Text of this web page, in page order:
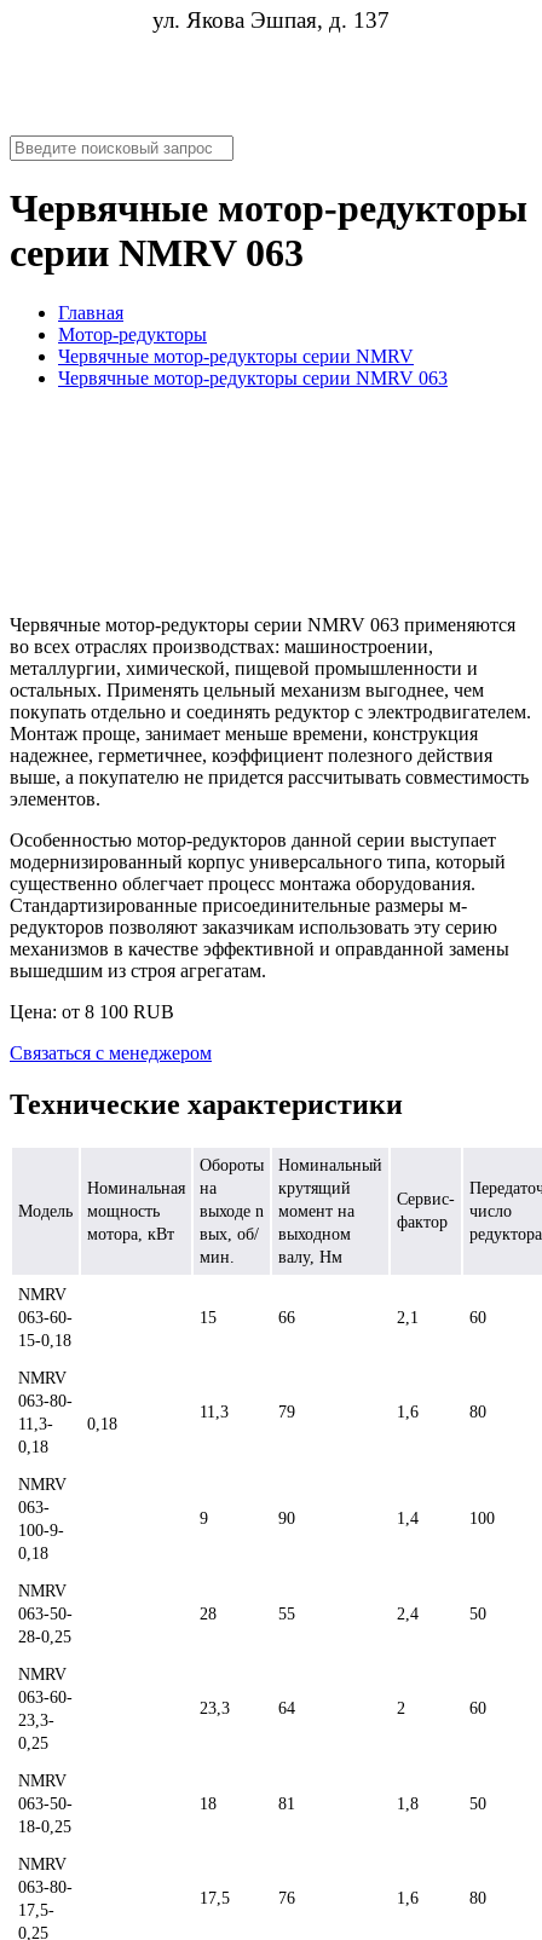
ул. Якова Эшпая, д. 137
Червячные мотор-редукторы
серии NMRV 063
Главная
Мотор-редукторы
Червячные мотор-редукторы серии NMRV
Червячные мотор-редукторы серии NMRV 063
Червячные мотор-редукторы серии NMRV 063 применяются
во всех отраслях производствах: машиностроении,
металлургии, химической, пищевой промышленности и
остальных. Применять цельный механизм выгоднее, чем
покупать отдельно и соединять редуктор с электродвигателем.
Монтаж проще, занимает меньше времени, конструкция
надежнее, герметичнее, коэффициент полезного действия
выше, а покупателю не придется рассчитывать совместимость
элементов.
Особенностью мотор-редукторов данной серии выступает
модернизированный корпус универсального типа, который
существенно облегчает процесс монтажа оборудования.
Стандартизированные присоединительные размеры м-
редукторов позволяют заказчикам использовать эту серию
механизмов в качестве эффективной и оправданной замены
вышедшим из строя агрегатам.
Цена: от 8 100 RUB
Связаться с менеджером
Технические характеристики
Модель
Номинальная
мощность
мотора, кВт
Обороты
на
выходе n
вых, об/
мин.
Номинальный
крутящий
момент на
выходном
валу, Нм
Сервис-
фактор
число
редуктора
NMRV
063-60-
15-0,18
0,18
15 66 2,1 60
NMRV
063-80-
11,3-
0,18
11,3 79 1,6 80
NMRV
063-
100-9-
0,18
9 90 1,4 100
NMRV
063-50-
28-0,25
28 55 2,4 50
NMRV
063-60-
23,3-
0,25
23,3 64 2 60
NMRV
063-50-
18-0,25
18 81 1,8 50
NMRV
063-80-
17,5-
0,25
17,5 76 1,6 80